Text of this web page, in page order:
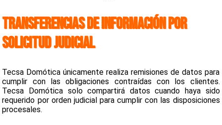
TRANSFERENCIAS DE INFORMACIÓN POR
SOLICITUD JUDICIAL
Tecsa Domótica únicamente realiza remisiones de datos para
cumplir con las obligaciones contraídas con los clientes.
Tecsa Domótica solo compartirá datos cuando haya sido
requerido por orden judicial para cumplir con las disposiciones
procesales.